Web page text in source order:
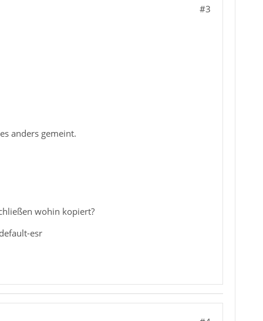
#3
anders gemeint.
wohin kopiert?
esr